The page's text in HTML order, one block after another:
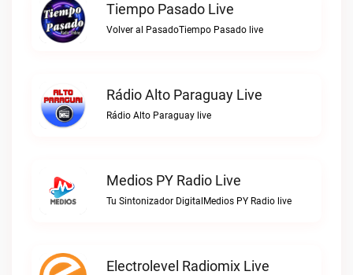
Tiempo Pasado Live
Volver al PasadoTiempo Pasado live
Rádio Alto Paraguay Live
Rádio Alto Paraguay live
Medios PY Radio Live
Tu Sintonizador DigitalMedios PY Radio live
Electrolevel Radiomix Live